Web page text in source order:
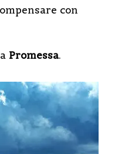
con
Promessa.